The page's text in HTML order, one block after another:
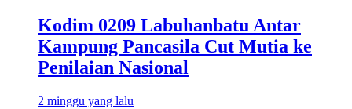
Kodim 0209 Labuhanbatu Antar
Kampung Pancasila Cut Mutia ke
Penilaian Nasional
2 minggu yang lalu